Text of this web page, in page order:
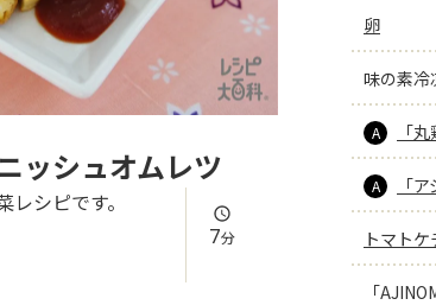
ッシュオムレツ
シピです。
7分
卵
味の素冷
A 「
A 「
トマト
「